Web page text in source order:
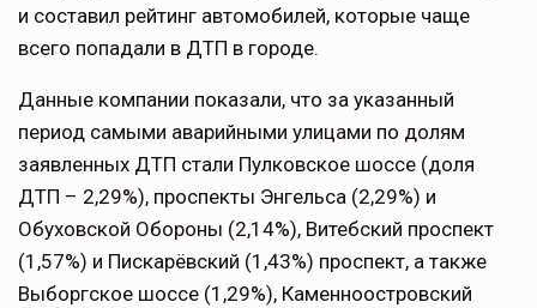
и составил рейтинг автомобилей, которые чаще
всего попадали в ДТП в городе.
Данные компании показали, что за указанный
период самыми аварийными улицами по долям
заявленных ДТП стали Пулковское шоссе (доля
ДТП – 2,29%), проспекты Энгельса (2,29%) и
Обуховской Обороны (2,14%), Витебский проспект
(1,57%) и Пискарёвский (1,43%) проспект, а также
Выборгское шоссе (1,29%), Каменноостровский